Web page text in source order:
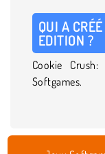
QUI A
EDITION ?
Cookie
Softgames.